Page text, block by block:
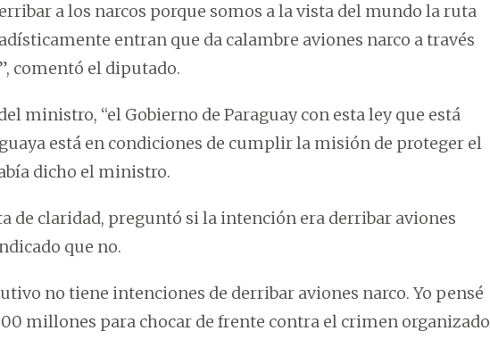
a los narcos porque somos a la vista del mundo la ruta
entran que da calambre aviones narco a través
comentó el diputado.
ministro, “el Gobierno de Paraguay con esta ley que está
está en condiciones de cumplir la misión de proteger el
dicho el ministro.
de claridad, preguntó si la intención era derribar aviones
que no.
no tiene intenciones de derribar aviones narco. Yo pensé
millones para chocar de frente contra el crimen organizado